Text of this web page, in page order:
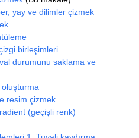
yay ve dilimler çizmek
birleşimleri
durumunu saklama ve
resim çizmek
(geçişli renk)